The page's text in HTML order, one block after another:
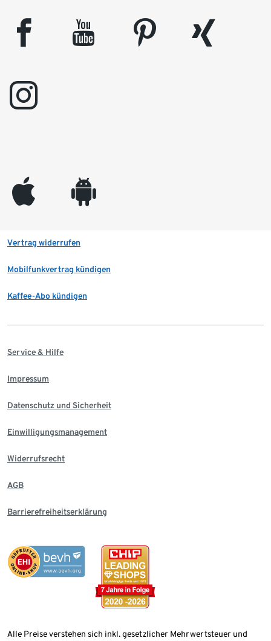
facebook youtube pinterest
xing
instagram
appleinc android
Vertrag widerrufen
Mobilfunkvertrag kündigen
Kaffee-Abo kündigen
Service & Hilfe
Impressum
Datenschutz und Sicherheit
Einwilligungsmanagement
Widerrufsrecht
AGB
Barrierefreiheitserklärung
Alle Preise verstehen sich inkl. gesetzlicher Mehrwertsteuer und